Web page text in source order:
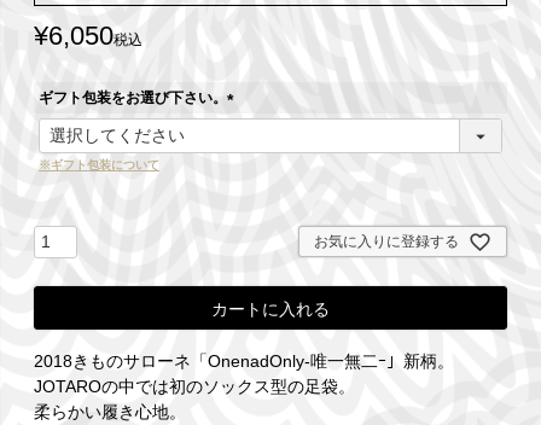
¥6,050税込
ギフト包装をお選び下さい。
(
※ギフト包装について
お気に入りに登録する
カートに入れる
2018きものサローネ「OnenadOnly-唯一無二ｰ」新柄。
JOTAROの中では初のソックス型の足袋。
柔らかい履き心地。